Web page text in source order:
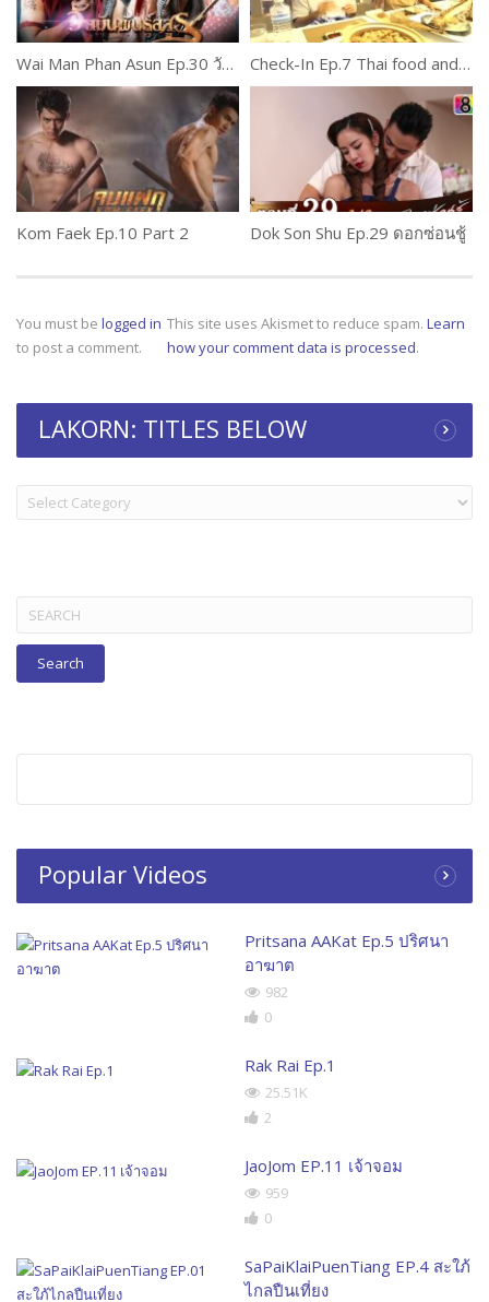
Wai Man Phan Asun Ep.30 วัยมันพันธุ์อสูร Check-In Ep.7 Thai food and Travel TV Show
Kom Faek Ep.10 Part 2 Dok Son Shu Ep.29 ดอกซ่อนชู้
You must be logged in
to post a comment.
This site uses Akismet to reduce spam. Learn
how your comment data is processed.
LAKORN: TITLES BELOW
LAKORN:
TITLES
Search
for:
Popular Videos
Pritsana AAKat Ep.5 ปริศนา
อาฆาต
982
0
Rak Rai Ep.1
25.51K
2
JaoJom EP.11 เจ้าจอม
959
0
SaPaiKlaiPuenTiang EP.4 สะใภ้
ไกลปืนเที่ยง